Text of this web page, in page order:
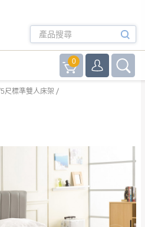
0
5尺標準雙人床架